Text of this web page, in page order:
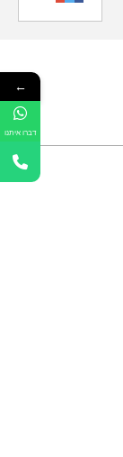
←
דברו איתנו